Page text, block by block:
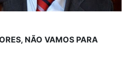
NÃO VAMOS PARA